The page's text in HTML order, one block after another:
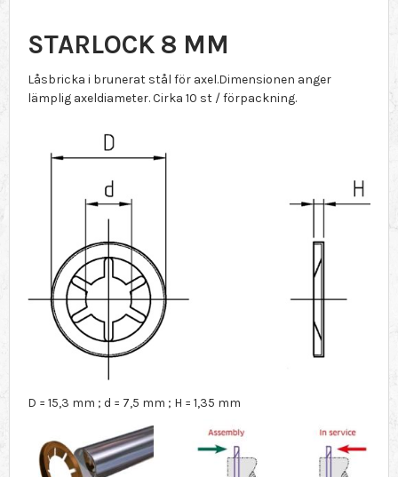
STARLOCK 8 MM
Låsbricka i brunerat stål för axel.Dimensionen anger
lämplig axeldiameter. Cirka 10 st / förpackning.
D = 15,3 mm ; d = 7,5 mm ; H = 1,35 mm